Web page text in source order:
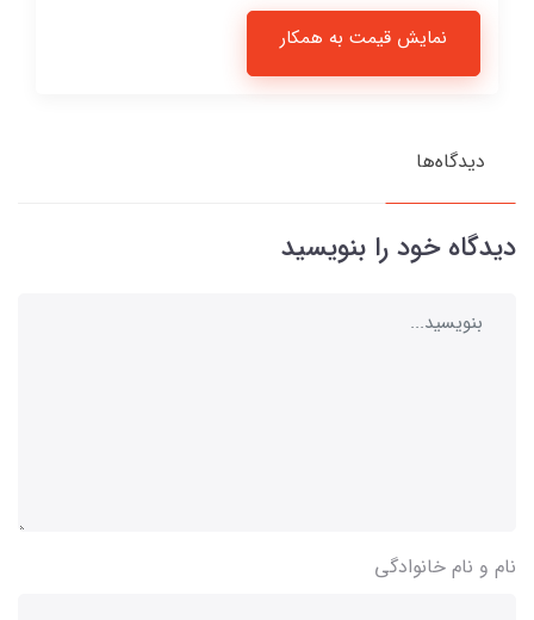
نمایش قیمت به همکار
دیدگاه‌ها
دیدگاه خود را بنویسید
نام و نام خانوادگی